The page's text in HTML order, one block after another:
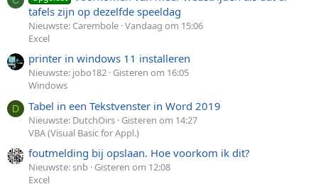
tafels zijn op dezelfde speeldag
Nieuwste: Carembole Vandaag om 15:06
Excel
printer in windows 11 installeren
Nieuwste: jobo182 Gisteren om 16:05
Windows
D Tabel in een Tekstvenster in Word 2019
Nieuwste: DutchOirs Gisteren om 14:27
VBA (Visual Basic for Appl.)
foutmelding bij opslaan. Hoe voorkom ik dit?
Nieuwste: snb Gisteren om 12:08
Excel